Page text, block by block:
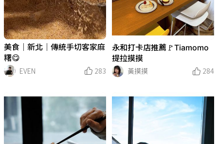
美食｜新北｜傳統手切客家麻
糬😋
EVEN
283
永和打卡店推薦🚩Tiamomo
提拉摸摸
黃摸摸
284